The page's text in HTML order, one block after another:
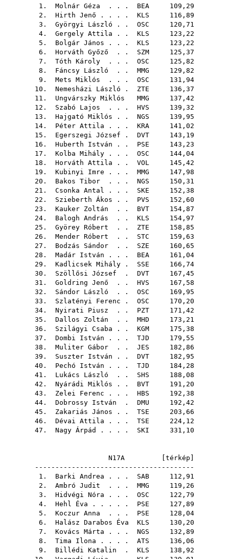
1. Molnár Géza . . . BEA 109,29
2. Hirth Jenő . . . . KLS 116,89
3. Györgyi László . . OSC 120,71
4. Gergely Attila . . KLS 123,22
5. Bolgár János . . . KLS 123,22
6. Horváth Győző . . SZM 125,37
7. Tóth Károly . . . OSC 125,82
8. Fáncsy László . . MMG 129,82
9. Mets Miklós . . . OSC 131,94
10. Nemesházi László . ZTE 136,37
11. Ungvárszky Miklós MMG 137,42
12. Szabó Lajos . . . HVS 139,32
13. Hajgató Miklós . . NGS 139,95
14. Péter Attila . . . KRA 141,02
15. Egerszegi József . DVT 143,19
16. Huberth István . . PSE 143,23
17. Kolba Mihály . . . OSC 144,04
18. Horváth Attila . . VOL 145,42
19. Kubinyi Imre . . . MMG 147,98
20. Bakos Tibor . . . NGS 150,31
21. Csonka Antal . . . SKE 152,38
22. Szieberth Ákos . . PVS 152,60
23. Kauker Zoltán . . BVT 154,87
24. Balogh András . . KLS 154,97
25. Györey Róbert . . ZTE 158,85
26. Mender Róbert . . STC 159,63
27. Bodzás Sándor . . SZE 160,65
28. Madár István . . . BEA 161,04
29. Kadlicsek Mihály . SSE 166,74
30. Szöllősi József . DVT 167,45
31. Goldring Jenő . . HVS 167,58
32. Sándor László . . OSC 169,95
33. Szlatényi Ferenc . OSC 170,20
34. Nyirati Piusz . . PZT 171,42
35. Dallos Zoltán . . MHD 173,21
36. Szilágyi Csaba . . KGM 175,38
37. Dombi István . . . TJD 179,55
38. Muliter Gábor . . JES 182,86
39. Suszter István . . DVT 182,95
40. Pechó István . . . TJD 184,28
41. Lukács László . . SHS 188,08
42. Nyárádi Miklós . . BVT 191,20
43. Zelei Ferenc . . . HBS 192,38
44. Dobrossy István . DMU 192,42
45. Zakariás János . . TSE 203,66
46. Dévai Attila . . . TSE 224,12
47. Nagy Árpád . . . . SKI 331,10
N17A [ térkép
---------------------------------------
1. Barki Andrea . . . SAB 112,91
2. Ambró Judit . . . MMG 119,26
3. Hidvégi Nóra . . . OSC 122,79
4. Hehl Éva . . . . . PSE 127,89
5. Koczur Anna . . . PSE 128,04
6. Halász Darabos Éva KLS 130,20
7. Kovács Márta . . . NGS 132,89
8. Tima Ilona . . . . ATS 136,06
9. Billédi Katalin . KLS 138,92